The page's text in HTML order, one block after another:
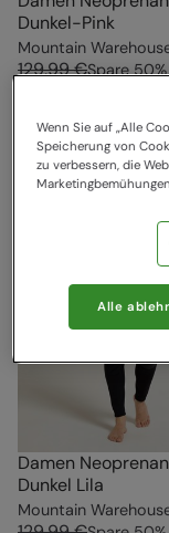
Dunkel-Pink
Mountain
129,99 €Spare 50%
Damen
Dunkel Lila
Mountain
Wenn Sie auf „Alle
Speicherung von
zu verbessern, die
Alle